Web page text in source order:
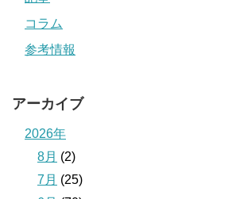
コラム
参考情報
アーカイブ
2026年
8月 (2)
7月 (25)